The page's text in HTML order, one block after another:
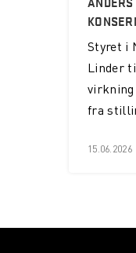
Styret i
Linder
virkning
fra
15.06.2026